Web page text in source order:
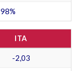
98%
ITA
-2,03